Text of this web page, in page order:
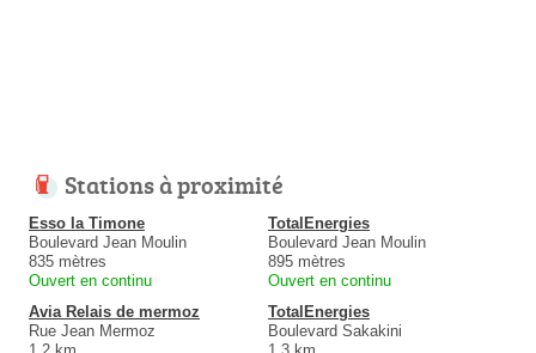
Stations à proximité
Esso la Timone
Boulevard Jean Moulin
835 mètres
Ouvert en continu
TotalEnergies
Boulevard Jean Moulin
895 mètres
Ouvert en continu
Avia Relais de mermoz
Rue Jean Mermoz
TotalEnergies
Boulevard Sakakini